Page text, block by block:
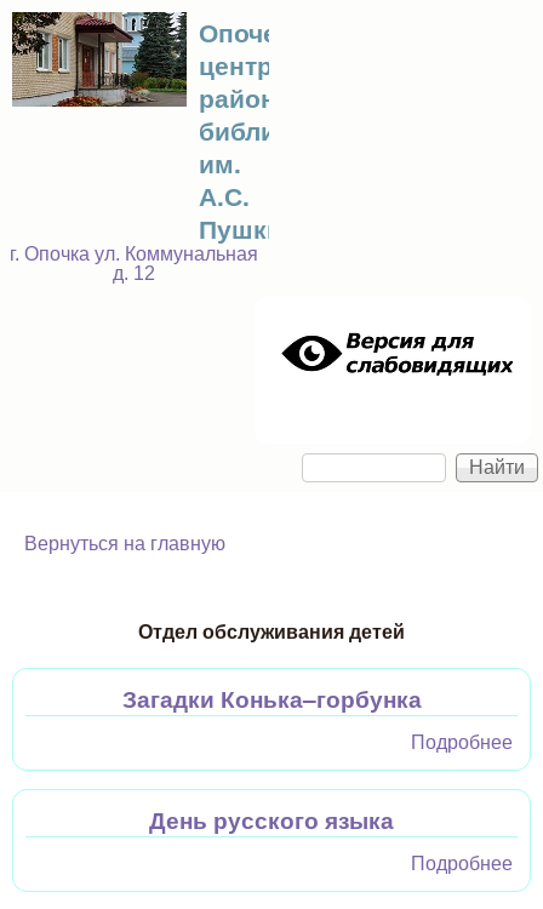
Перейти к основному
содержанию
Опочецкая
центральная
районная
библиотека
им.
А.С.
Пушкина
г. Опочка ул. Коммунальная
д. 12
Форма поиска
Вернуться на главную
Отдел обслуживания детей
Загадки Конька–горбунка
Подробнее
День русского языка
Подробнее